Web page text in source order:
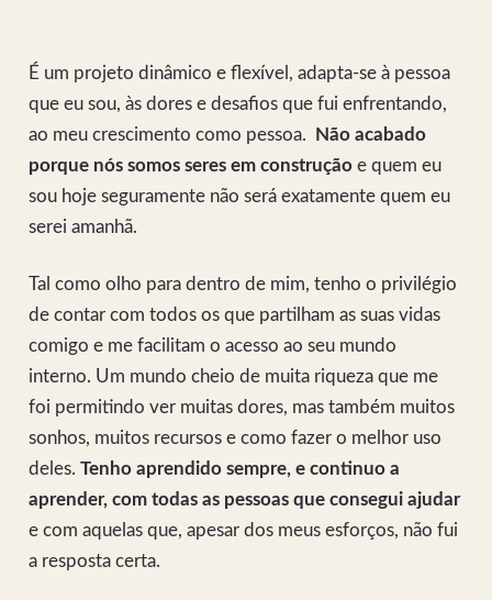
É um projeto dinâmico e flexível, adapta-se à pessoa
que eu sou, às dores e desafios que fui enfrentando,
ao meu crescimento como pessoa.
Não acabado
porque nós somos seres em construção e quem eu
sou hoje seguramente não será exatamente quem eu
serei amanhã.
Tal como olho para dentro de mim, tenho o privilégio
de contar com todos os que partilham as suas vidas
comigo e me facilitam o acesso ao seu mundo
interno. Um mundo cheio de muita riqueza que me
foi permitindo ver muitas dores, mas também muitos
sonhos, muitos recursos e como fazer o melhor uso
deles.Tenho aprendido sempre, e continuo a
aprender, com todas as pessoas que consegui ajudar
e com aquelas que, apesar dos meus esforços, não fui
a resposta certa.